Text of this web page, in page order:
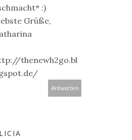
:)
Grüße,
thenewh2go.bl
Antworten